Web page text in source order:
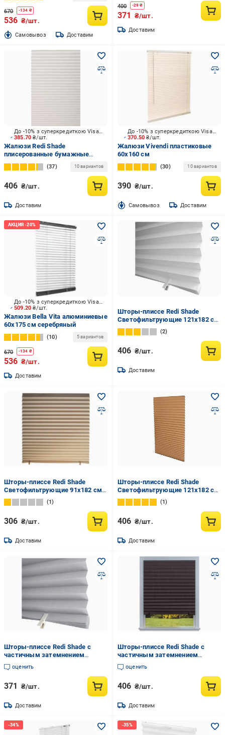
670 -134 ₴
536 ₴/шт.
Cамовывоз Доставим
400 -29 ₴
371 ₴/шт.
Доставим
385.70₴/шт.
До -10% з суперкредиткою Visa Вигода
Жалюзи Redi Shade
плисерованные бумажные
121х182 см белый
37 10 вариантов
406 ₴/шт.
Доставим
370.50₴/шт.
До -10% з суперкредиткою Visa Вигода
Жалюзи Vivendi пластиковые
60х160 см
30 10 вариантов
390 ₴/шт.
Cамовывоз Доставим
509.20₴/шт.
До -10% з суперкредиткою Visa Вигода
Жалюзи Bella Vita алюминиевые
60х175 см серебряный
10 5 вариантов
670 -134 ₴
536 ₴/шт.
Доставим
Шторы-плиссе Redi Shade
Светофильтрующие 121x182 см
Белый (14750118)
2
406 ₴/шт.
Доставим
Шторы-плиссе Redi Shade
Светофильтрующие 91x182 см
Бежевый (9020772)
1
306 ₴/шт.
Доставим
Шторы-плиссе Redi Shade
Светофильтрующие 121x182 см
Капучино (14750153)
1
406 ₴/шт.
Доставим
Шторы-плиссе Redi Shade с
частичным затемнением
91x182 см Серый (7883313)
оценить
371 ₴/шт.
Доставим
Шторы-плиссе Redi Shade с
частичным затемнением
121x182 см Шоколадный
(14750144)
оценить
406 ₴/шт.
Доставим